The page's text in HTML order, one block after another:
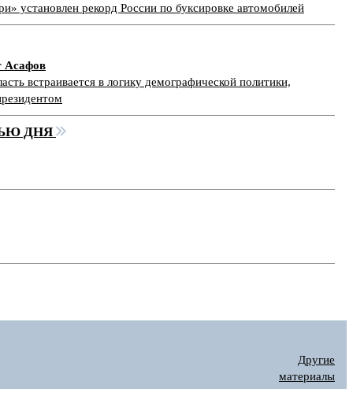
установлен рекорд России по буксировке автомобилей
Асафов
встраивается в логику демографической политики,
ДНЯ
Другие
материалы